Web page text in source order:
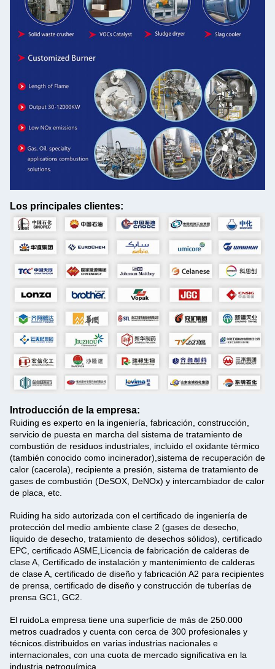
Los principales clientes:
Introducción de la empresa:
Ruiding es experto en la ingeniería, fabricación, construcción,
servicio de puesta en marcha del sistema de tratamiento de
combustión de residuos industriales, incluido el oxidante térmico
(también conocido como incinerador),sistema de recuperación de
calor (cacerola), recipiente a presión, sistema de tratamiento de
gases de combustión (DeSOX, DeNOx) y intercambiador de calor
de placa, etc.
Ruiding ha sido autorizada con el certificado de ingeniería de
protección del medio ambiente clase 2 (gases de desecho,
líquido de desecho, tratamiento de desechos sólidos), certificado
EPC, certificado ASME,Licencia de fabricación de calderas de
clase A, Certificado de instalación y mantenimiento de calderas
de clase A, certificado de diseño y fabricación A2 para recipientes
de prensa, certificado de diseño y construcción de tuberías de
prensa GC1, GC2.
El ruidoLa empresa tiene una superficie de más de 250.000
metros cuadrados y cuenta con cerca de 300 profesionales y
técnicos.distribuidos en varias industrias nacionales e
internacionales, con una cuota de mercado significativa en la
industria petroquímica.